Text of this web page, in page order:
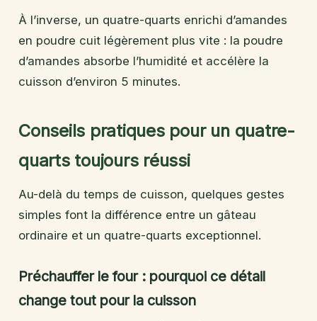
À l’inverse, un quatre-quarts enrichi d’amandes
en poudre cuit légèrement plus vite : la poudre
d’amandes absorbe l’humidité et accélère la
cuisson d’environ 5 minutes.
Conseils pratiques pour un quatre-
quarts toujours réussi
Au-delà du temps de cuisson, quelques gestes
simples font la différence entre un gâteau
ordinaire et un quatre-quarts exceptionnel.
Préchauffer le four : pourquoi ce détail
change tout pour la cuisson